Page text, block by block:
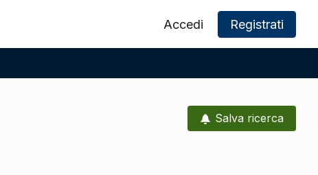
Accedi Registrati
Salva ricerca